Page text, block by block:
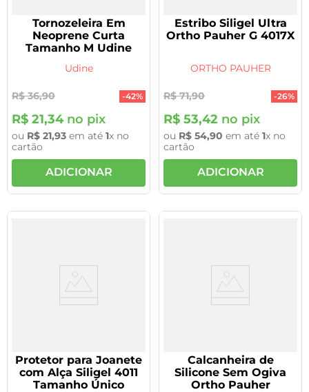
Tornozeleira Em
Neoprene Curta
Tamanho M Udine
Udine
R$ 36,90 -42%
R$ 21,34no pix
ou R$ 21,93 em até 1x no
cartão
ADICIONAR
Estribo Siligel Ultra
Ortho Pauher G 4017X
ORTHO PAUHER
R$ 71,90 -26%
R$ 53,42 no pix
ou R$ 54,90 em até 1x no
cartão
ADICIONAR
Protetor para Joanete
com Alça Siligel 4011
Tamanho Único
Calcanheira de
Silicone Sem Ogiva
Ortho Pauher